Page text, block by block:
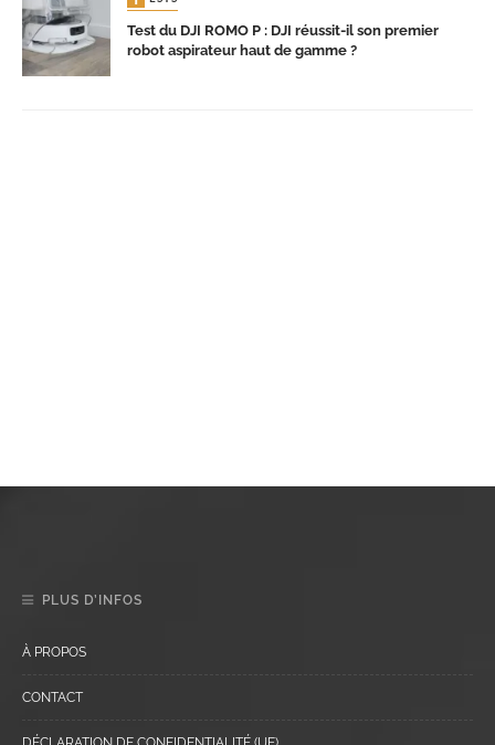
Test du DJI ROMO P : DJI réussit-il son premier
robot aspirateur haut de gamme ?
PLUS D’INFOS
À PROPOS
CONTACT